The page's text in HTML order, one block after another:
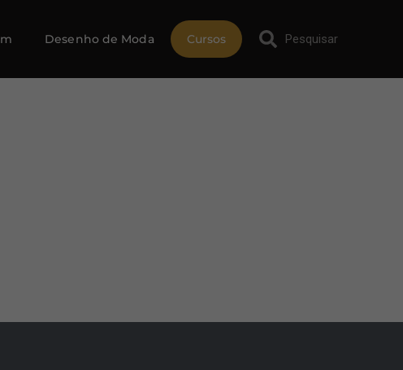
Desenho de Moda Cursos